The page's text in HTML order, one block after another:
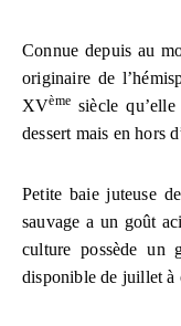
Connue depuis au
originaire de
XVème siècle
dessert mais en hors
Petite baie juteuse
sauvage a un goût
culture possède un
disponible de juillet à